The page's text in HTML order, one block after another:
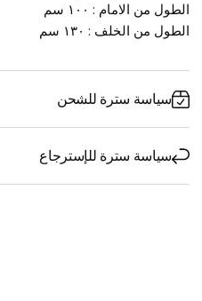
الطول من الامام : ١٠٠ سم
الطول من الخلف : ١٣٠ سم
سياسة سترة للشحن
سياسة سترة للإسترجاع